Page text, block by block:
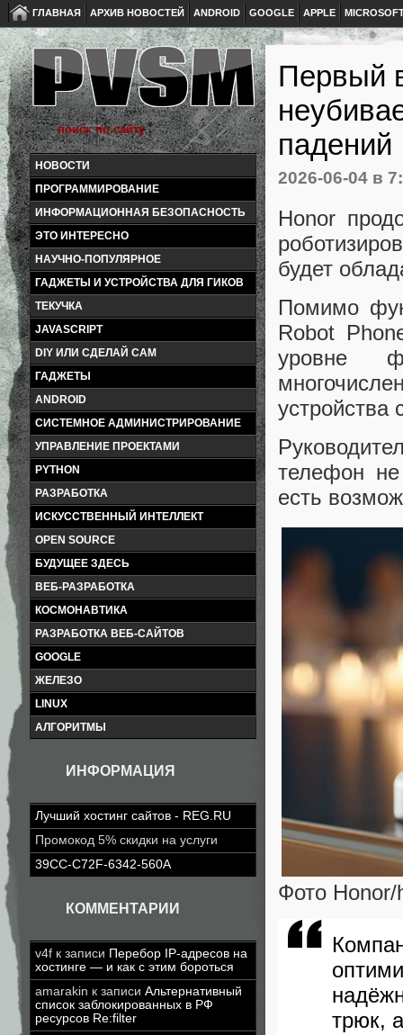
ГЛАВНАЯ АРХИВ НОВОСТЕЙ ANDROID GOOGLE APPLE
НОВОСТИ
ПРОГРАММИРОВАНИЕ
ИНФОРМАЦИОННАЯ БЕЗОПАСНОСТЬ
ЭТО ИНТЕРЕСНО
НАУЧНО-ПОПУЛЯРНОЕ
ГАДЖЕТЫ И УСТРОЙСТВА ДЛЯ ГИКОВ
ТЕКУЧКА
JAVASCRIPT
DIY ИЛИ СДЕЛАЙ САМ
ГАДЖЕТЫ
ANDROID
СИСТЕМНОЕ АДМИНИСТРИРОВАНИЕ
УПРАВЛЕНИЕ ПРОЕКТАМИ
PYTHON
РАЗРАБОТКА
ИСКУССТВЕННЫЙ ИНТЕЛЛЕКТ
OPEN SOURCE
БУДУЩЕЕ ЗДЕСЬ
ВЕБ-РАЗРАБОТКА
КОСМОНАВТИКА
РАЗРАБОТКА ВЕБ-САЙТОВ
GOOGLE
ЖЕЛЕЗО
LINUX
АЛГОРИТМЫ
ИНФОРМАЦИЯ
Лучший хостинг сайтов - REG.RU
Промокод 5% скидки на услуги
39CC-C72F-6342-560A
КОММЕНТАРИИ
v4f к записи Перебор IP-адресов на
хостинге — и как с этим бороться
amarakin к записи Альтернативный
список заблокированных в РФ
ресурсов Re:filter
Первый
падений
2026-06-04 в
Honor
будет
Помимо
Robot
уровне
телефон
есть
Фото Honor/
трюк,